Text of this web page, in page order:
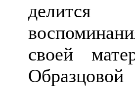
делится
своей